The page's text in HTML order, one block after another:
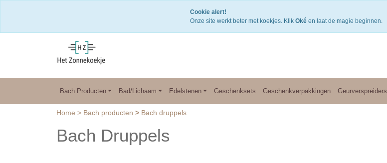
Bach Producten Bad/Lichaam Edelstenen Geschenksets Geschenkverpakkingen Geurverspreiders
Home > Bach producten > Bach druppels
Bach Druppels
Cookie alert!
Onze site werkt beter met koekjes. Klik Okéen laat de magie beginnen.